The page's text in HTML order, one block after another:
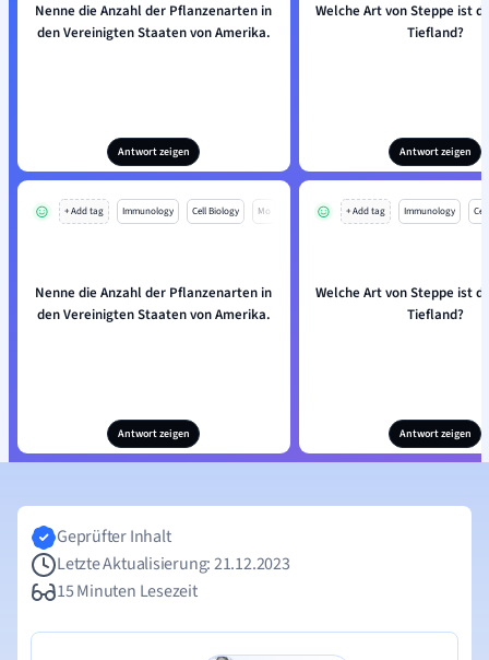
Nenne die Anzahl der Pflanzenarten in
den Vereinigten Staaten von Amerika.
Antwort zeigen
Welche Art von Steppe ist
Tiefland?
Antwort zeigen
+ Add tag Immunology Cell Biology Mo
Nenne die Anzahl der Pflanzenarten in
den Vereinigten Staaten von Amerika.
Antwort zeigen
+ Add tag Immunology
Welche Art von Steppe ist
Tiefland?
Antwort zeigen
Geprüfter Inhalt
Letzte Aktualisierung: 21.12.2023
15 Minuten Lesezeit